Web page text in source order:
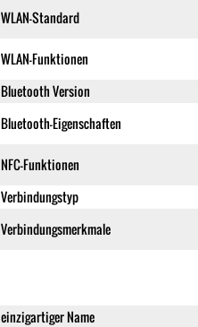
WLAN-Standard
WLAN-Funktionen
Bluetooth Version
Bluetooth-Eigenschaften
NFC-Funktionen
Verbindungstyp
Verbindungsmerkmale
einzigartiger Name